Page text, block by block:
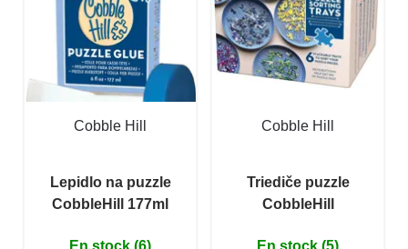
Cobble Hill
Lepidlo na puzzle
CobbleHill 177ml
Cobble Hill
Triediče puzzle
CobbleHill